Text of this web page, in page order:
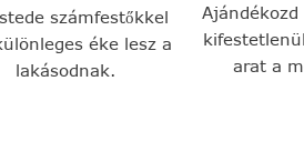
számfestőkkel
éke lesz a
lakásodnak.
arat a